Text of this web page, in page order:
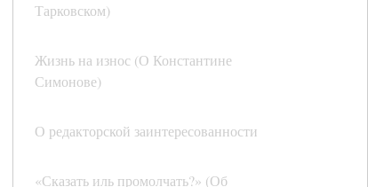
Тарковском)
Жизнь на износ (О Константине
Симонове)
О редакторской заинтересованности
«Сказать иль промолчать?» (Об